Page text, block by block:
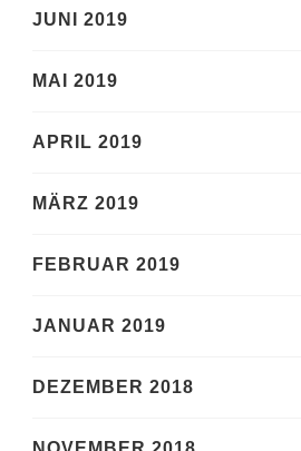
JUNI 2019
MAI 2019
APRIL 2019
MÄRZ 2019
FEBRUAR 2019
JANUAR 2019
DEZEMBER 2018